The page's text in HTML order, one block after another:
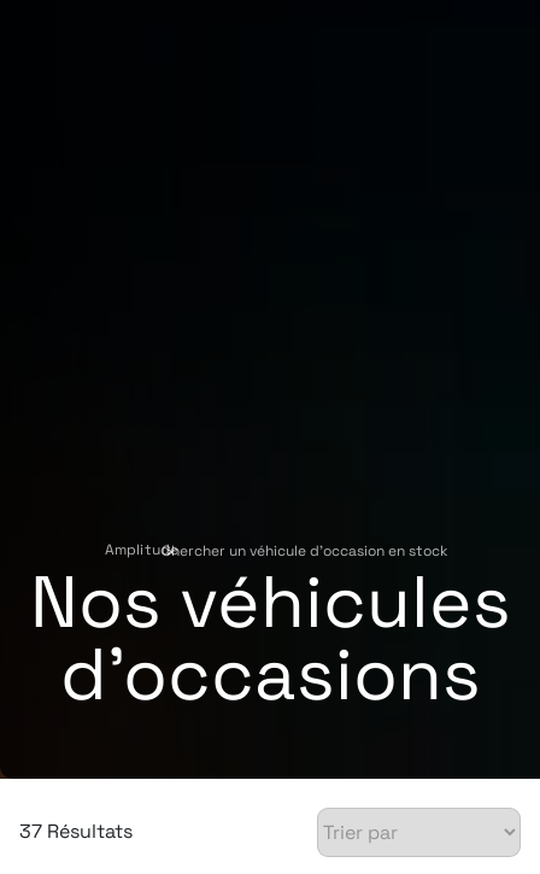
Amplitude
›
Chercher un véhicule d'occasion en stock
Nos véhicules
d'occasions
37 Résultats